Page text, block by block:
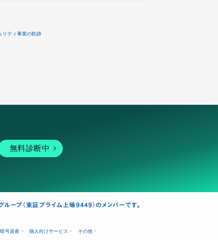
リティ事業の軌跡
無料診断中
暗号資産 個人向けサービス その他